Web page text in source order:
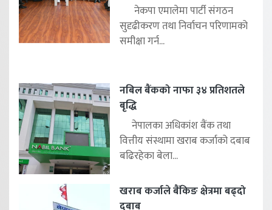
नेकपा एमालेमा पार्टी संगठन
सुदृढीकरण तथा निर्वाचन परिणामको
समीक्षा गर्न...
नबिल बैंकको नाफा ३४ प्रतिशतले
बृद्धि
नेपालका अधिकांश बैंक तथा
वित्तीय संस्थामा खराब कर्जाको दबाब
बढिरहेका बेला...
खराब कर्जाले बैंकिङ क्षेत्रमा बढ्दो
दबाब